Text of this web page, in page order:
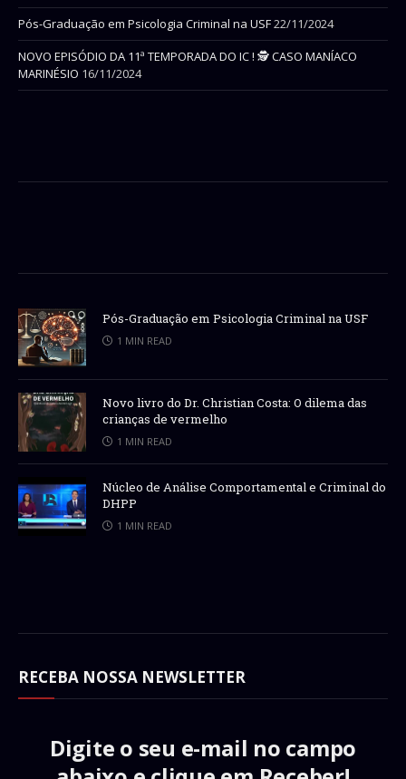
Pós-Graduação em Psicologia Criminal na USF22/11/2024
NOVO EPISÓDIO DA 11ª TEMPORADA DO IC ! 🕵 CASO MANÍACO
MARINÉSIO 16/11/2024
Pós-Graduação em Psicologia Criminal na USF
1 MIN READ
Novo livro do Dr. Christian Costa: O dilema das
crianças de vermelho
1 MIN READ
Núcleo de Análise Comportamental e Criminal do
DHPP
1 MIN READ
RECEBA NOSSA NEWSLETTER
Digite o seu e-mail no campo